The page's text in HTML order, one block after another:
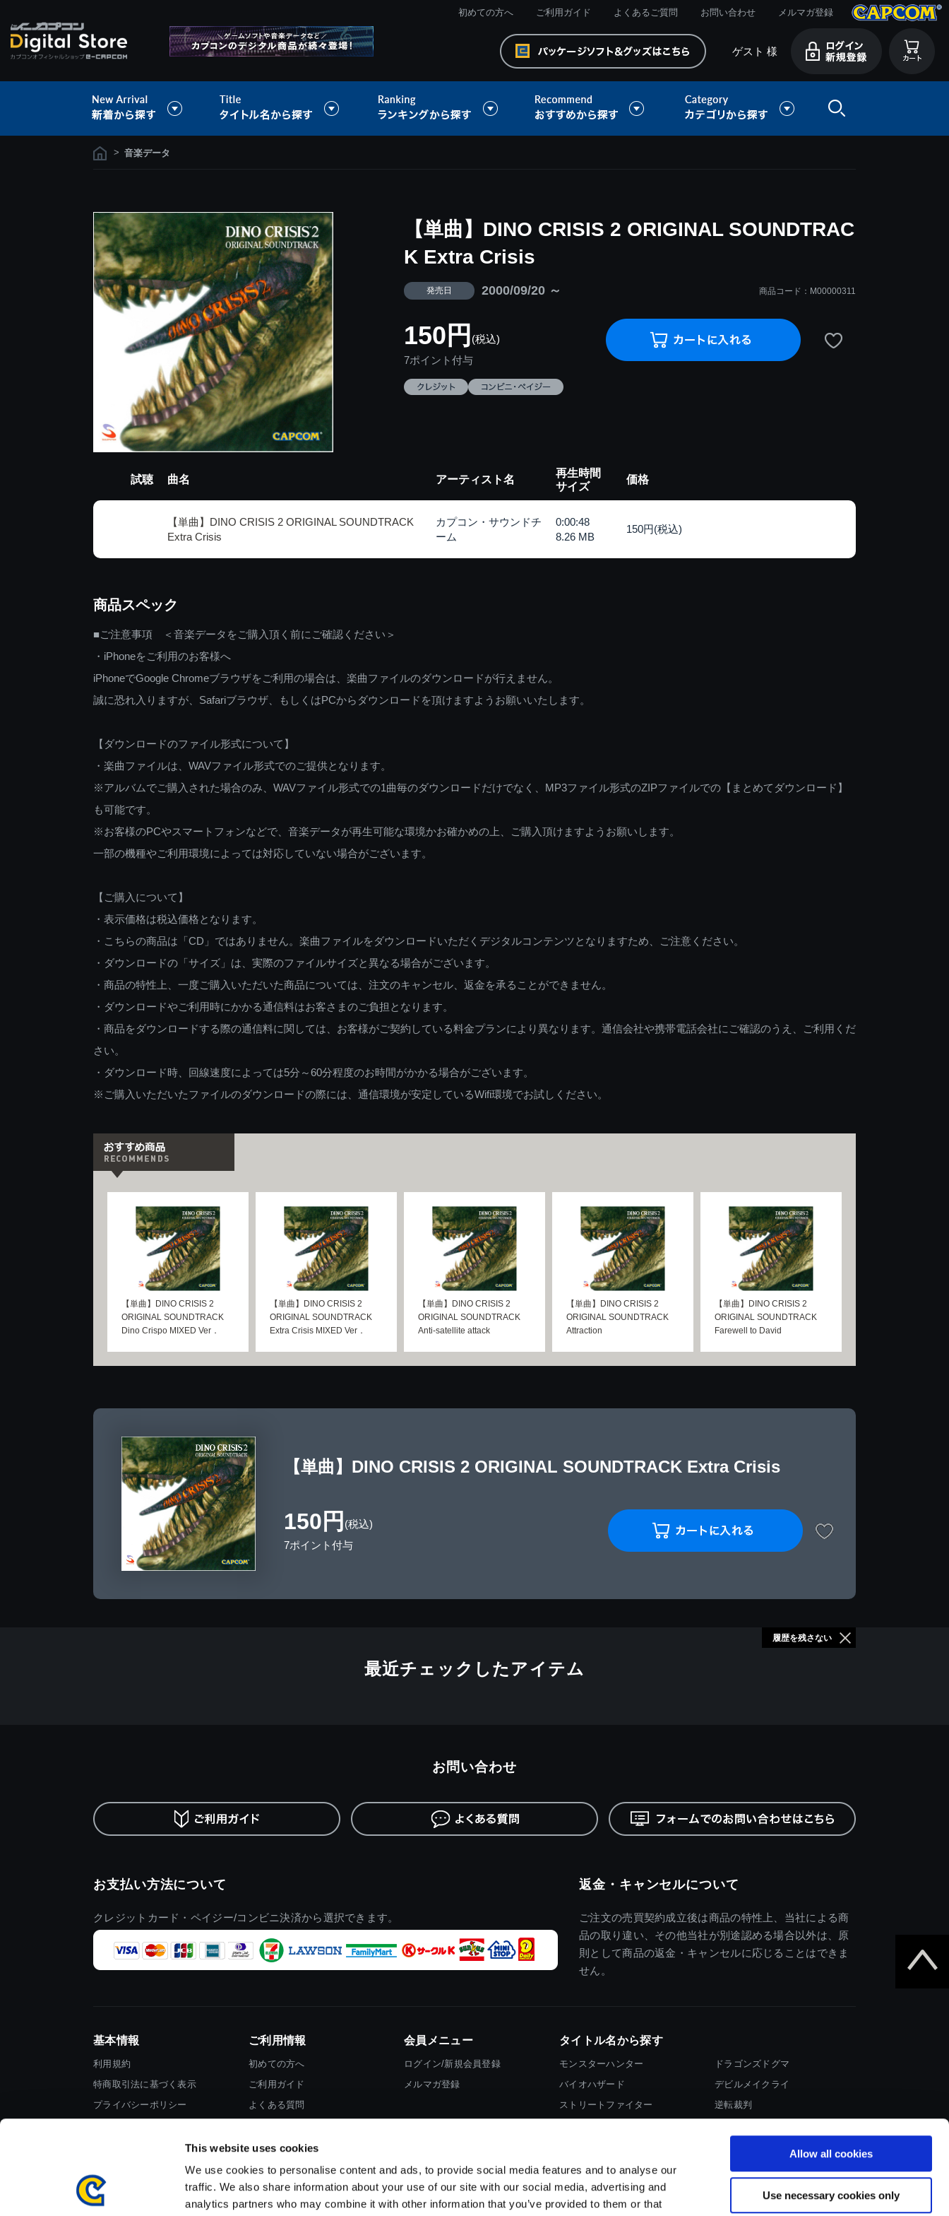
This website uses cookies
We use cookies to personalise content and ads, to provide social media features and to analyse our
traffic. We also share information about your use of our site with our social media, advertising and
analytics partners who may combine it with other information that you’ve provided to them or that
Allow all cookies
Use necessary cookies only
初めての方へ ご利用ガイド よくあるご質問 お問い合わせ メルマガ登録
ゲスト 様
> 音楽データ
【単曲】DINO CRISIS 2 ORIGINAL SOUNDTRAC
K Extra Crisis
発売日 2000/09/20 ～ 商品コード：M00000311
150円 (税込)
7ポイント付与
試聴 曲名 アーティスト名
再生時間
サイズ
価格
【単曲】DINO CRISIS 2 ORIGINAL SOUNDTRACK
Extra Crisis
カプコン・サウンドチ
ーム
0:00:48
8.26 MB
150円(税込)
商品スペック
■ご注意事項 ＜音楽データをご購入頂く前にご確認ください＞
・iPhoneをご利用のお客様へ
iPhoneでGoogle Chromeブラウザをご利用の場合は、楽曲ファイルのダウンロードが行えません。
誠に恐れ入りますが、Safariブラウザ、もしくはPCからダウンロードを頂けますようお願いいたします。
【ダウンロードのファイル形式について】
・楽曲ファイルは、WAVファイル形式でのご提供となります。
※アルバムでご購入された場合のみ、WAVファイル形式での1曲毎のダウンロードだけでなく、MP3ファイル形式のZIPファイルでの【まとめてダウンロード】
も可能です。
※お客様のPCやスマートフォンなどで、音楽データが再生可能な環境かお確かめの上、ご購入頂けますようお願いします。
一部の機種やご利用環境によっては対応していない場合がございます。
【ご購入について】
・表示価格は税込価格となります。
・こちらの商品は「CD」ではありません。楽曲ファイルをダウンロードいただくデジタルコンテンツとなりますため、ご注意ください。
・ダウンロードの「サイズ」は、実際のファイルサイズと異なる場合がございます。
・商品の特性上、一度ご購入いただいた商品については、注文のキャンセル、返金を承ることができません。
・ダウンロードやご利用時にかかる通信料はお客さまのご負担となります。
・商品をダウンロードする際の通信料に関しては、お客様がご契約している料金プランにより異なります。通信会社や携帯電話会社にご確認のうえ、ご利用くだ
さい。
・ダウンロード時、回線速度によっては5分～60分程度のお時間がかかる場合がございます。
※ご購入いただいたファイルのダウンロードの際には、通信環境が安定しているWifi環境でお試しください。
【単曲】DINO CRISIS 2
ORIGINAL SOUNDTRACK
Dino Crispo MIXED Ver．
【単曲】DINO CRISIS 2
ORIGINAL SOUNDTRACK
Extra Crisis MIXED Ver．
【単曲】DINO CRISIS 2
ORIGINAL SOUNDTRACK
Anti-satellite attack
【単曲】DINO CRISIS 2
ORIGINAL SOUNDTRACK
Attraction
【単曲】DINO CRISIS 2
ORIGINAL SOUNDTRACK
Farewell to David
【単曲】DINO CRISIS 2 ORIGINAL SOUNDTRACK Extra Crisis
150円 (税込)
7ポイント付与
最近チェックしたアイテム
履歴を残さない
お支払い方法について
クレジットカード・ペイジー/コンビニ決済から選択できます。
返金・キャンセルについて
ご注文の売買契約成立後は商品の特性上、当社による商
品の取り違い、その他当社が別途認める場合以外は、原
則として商品の返金・キャンセルに応じることはできま
せん。
お問い合わせ
基本情報
利用規約
特商取引法に基づく表示
プライバシーポリシー
ご利用情報
初めての方へ
ご利用ガイド
よくある質問
会員メニュー
ログイン/新規会員登録
メルマガ登録
タイトル名から探す
モンスターハンター
バイオハザード
ストリートファイター
ドラゴンズドグマ
デビルメイクライ
逆転裁判